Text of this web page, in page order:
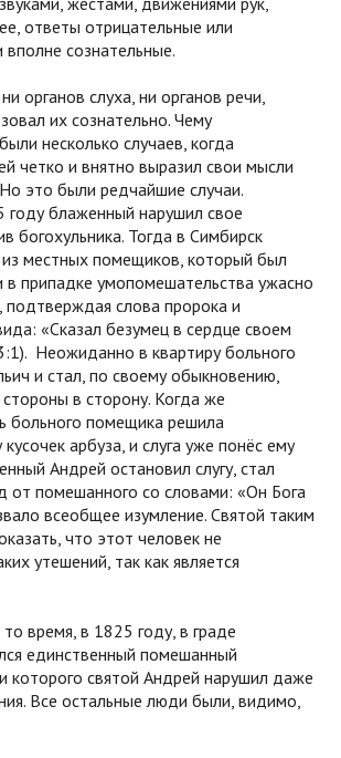
ответы отрицательные или
сознательные.
органов слуха, ни органов речи,
их сознательно. Чему
несколько случаев, когда
четко и внятно выразил свои мысли
это были редчайшие случаи.
году блаженный нарушил свое
богохульника. Тогда в Симбирск
местных помещиков, который был
припадке умопомешательства ужасно
подтверждая слова пророка и
«Сказал безумец в сердце своем
Неожиданно в квартиру больного
и стал, по своему обыкновению,
стороны в сторону. Когда же
больного помещика решила
арбуза, и слуга уже понёс ему
Андрей остановил слугу, стал
от помешанного со словами: «Он Бога
всеобщее изумление. Святой таким
что этот человек не
утешений, так как является
время, в 1825 году, в граде
единственный помешанный
которого святой Андрей нарушил даже
Все остальные люди были, видимо,